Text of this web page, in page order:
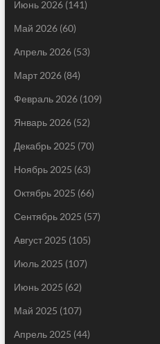
Июнь 2026(141)
Май 2026(60)
Апрель 2026(53)
Март 2026(84)
Февраль 2026(109)
Январь 2026(52)
Декабрь 2025 (70)
Ноябрь 2025 (63)
Октябрь 2025 (66)
Сентябрь 2025 (57)
Август 2025 (105)
Июль 2025 (107)
Июнь 2025 (62)
Май 2025 (107)
Апрель 2025 (44)